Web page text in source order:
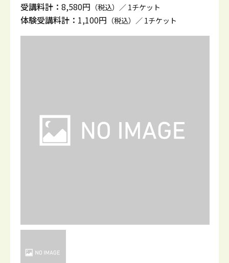
受講料計： 8,580円 （税込）／ 1チケット
体験受講料計： 1,100円 （税込）／ 1チケット